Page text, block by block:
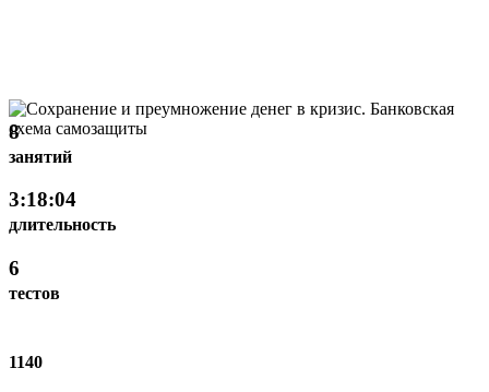
8
занятий
3:18:04
длительность
6
тестов
1140